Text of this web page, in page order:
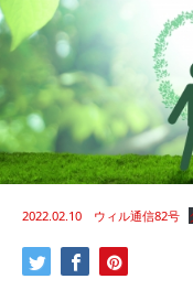
2022.02.10 ウィル通信82号